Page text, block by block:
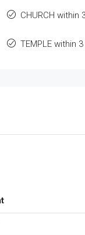
CHURCH within
TEMPLE within